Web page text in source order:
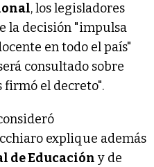
, los legisladores
la decisión "impulsa
en todo el país"
consultado sobre
firmó el decreto".
explique además
de Educación y de